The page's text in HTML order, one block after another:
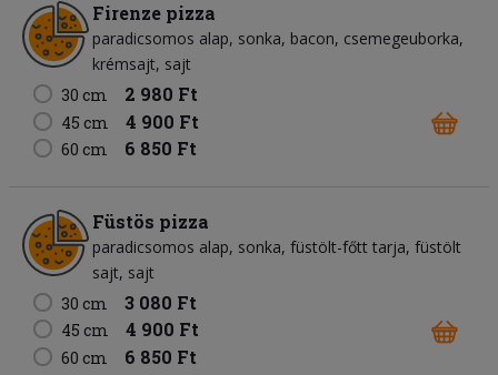
Firenze pizza
paradicsomos alap sonka bacon csemegeuborka
krémsajt sajt
30 cm
2 980 Ft
45 cm 4 900 Ft
60 cm 6 850 Ft
Füstös pizza
paradicsomos alap sonka füstölt-főtt tarja füstölt
sajt sajt
30 cm
3 080 Ft
45 cm 4 900 Ft
60 cm 6 850 Ft